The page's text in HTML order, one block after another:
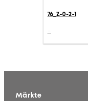
76_Z-0-2-1
-
Märkte